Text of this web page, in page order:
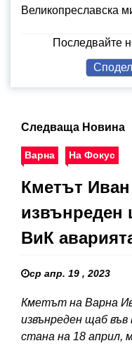
Великопреславска
Последвайте
Следваща Новина
Варна На Фокус
Кметът
извънреден
ВиК
ср апр. 19 , 2023
Кметът на Варна
извънреден щаб
стана на 18 април,